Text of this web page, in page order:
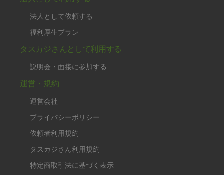
法人として依頼する
福利厚生プラン
タスカジさんとして利用する
説明会・面接に参加する
運営・規約
運営会社
プライバシーポリシー
依頼者利用規約
タスカジさん利用規約
特定商取引法に基づく表示